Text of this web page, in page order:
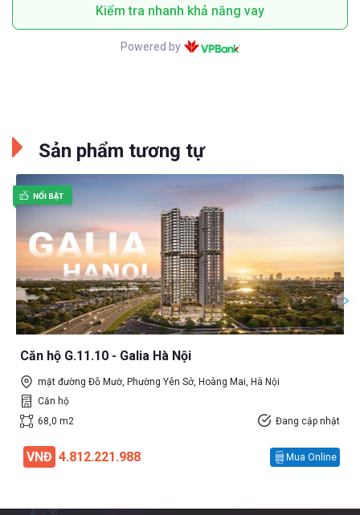
Kiểm tra nhanh khả năng vay
Powered by
Sản phẩm tương tự
Căn hộ G.11.10 - Galia Hà Nội
mặt đường Đỗ Mườ, Phường Yên Sở, Hoàng Mai, Hà Nội
Căn hộ
68,0 m2
Đang cập nhật
VNĐ 4.812.221.988 Mua Online